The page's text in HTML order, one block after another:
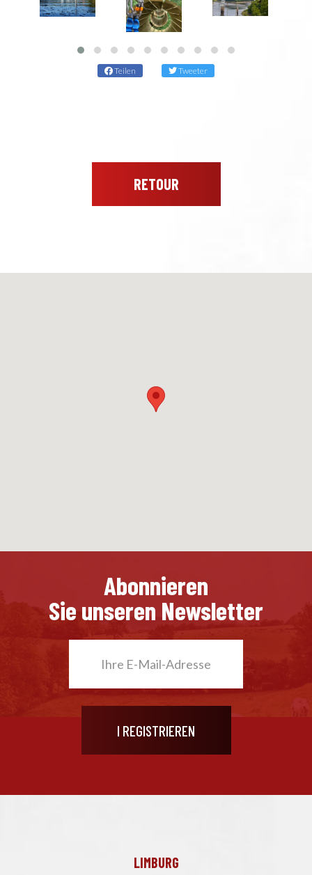
Teilen Tweeter
RETOUR
Abonnieren
Sie unseren Newsletter
LIMBURG